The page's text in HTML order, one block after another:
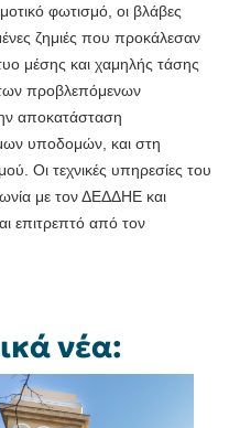
φωτισμό, οι βλάβες
ζημιές που προκάλεσαν
μέσης και χαμηλής τάσης
προβλεπόμενων
αποκατάσταση
υποδομών, και στη
Οι τεχνικές υπηρεσίες του
με τον ΔΕΔΔΗΕ και
επιτρεπτό από τον
νέα: